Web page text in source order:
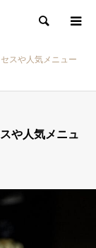
検索
スや人気メニュー
や人気メニュ